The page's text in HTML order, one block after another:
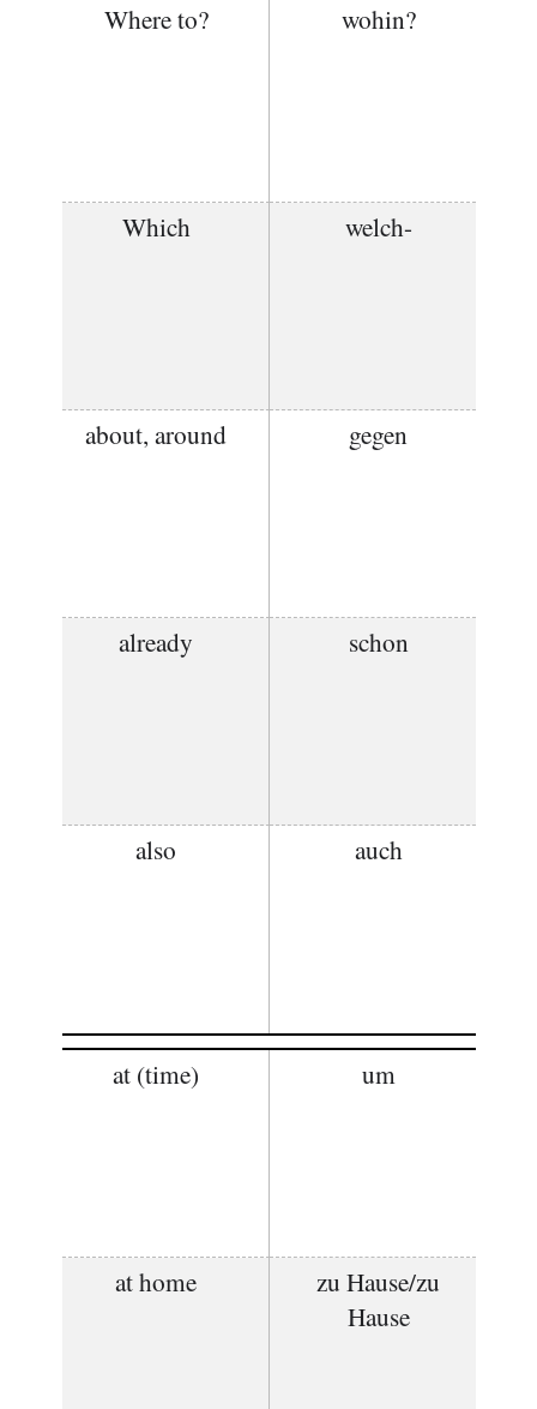
Where to? wohin?
Which welch-
about, around gegen
already schon
also auch
at (time) um
at home
zu Hause/zu
Hause